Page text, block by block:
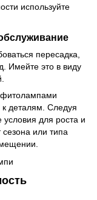
используйте
пересадка,
Имейте это в виду
фитолампами
к деталям. Следуя
для роста и
или типа